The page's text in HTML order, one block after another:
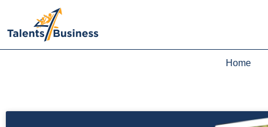
Home